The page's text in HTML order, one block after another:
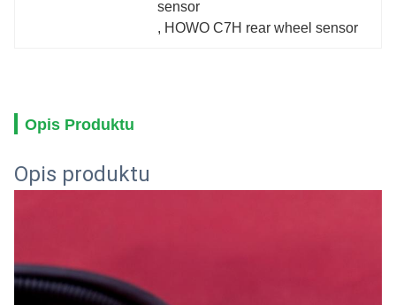
sensor
, HOWO C7H rear wheel sensor
Opis Produktu
Opis produktu